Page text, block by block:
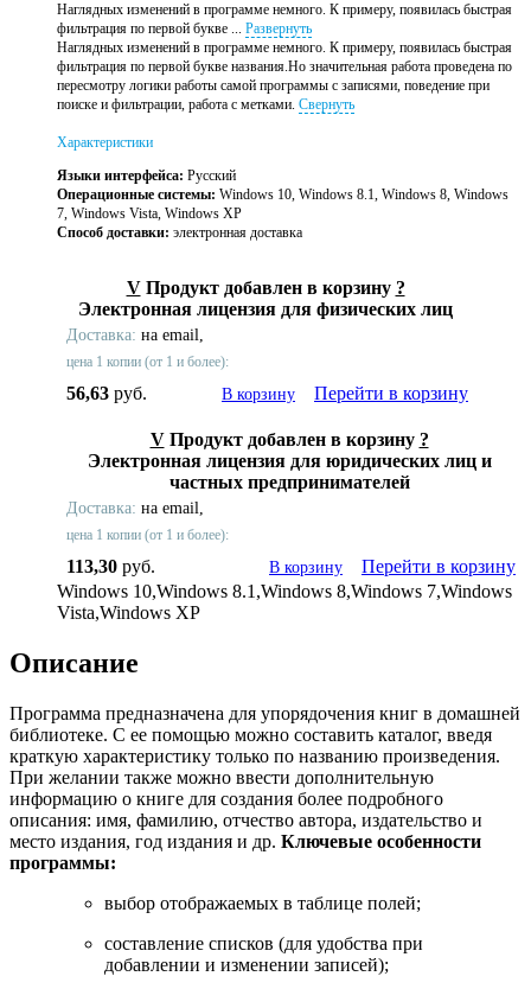
Наглядных изменений в программе немного. К примеру, появилась быстрая
фильтрация по первой букве ... Развернуть
Наглядных изменений в программе немного. К примеру, появилась быстрая
фильтрация по первой букве названия.Но значительная работа проведена по
пересмотру логики работы самой программы с записями, поведение при
поиске и фильтрации, работа с метками. Свернуть
Характеристики
Языки интерфейса: Русский
Операционные системы: Windows 10, Windows 8.1, Windows 8, Windows
7, Windows Vista, Windows XP
Способ доставки: электронная доставка
V Продукт добавлен в корзину ?
Электронная лицензия для физических лиц
Доставка: на email,
цена 1 копии (от 1 и более):
56,63 руб. В корзину Перейти в корзину
V Продукт добавлен в корзину ?
Электронная лицензия для юридических лиц и
частных предпринимателей
Доставка: на email,
цена 1 копии (от 1 и более):
113,30 руб. В корзину
Перейти в корзину
Windows 10,Windows 8.1,Windows 8,Windows 7,Windows
Vista,Windows XP
Описание
Программа предназначена для упорядочения книг в домашней
библиотеке. С ее помощью можно составить каталог, введя
краткую характеристику только по названию произведения.
При желании также можно ввести дополнительную
информацию о книге для создания более подробного
описания: имя, фамилию, отчество автора, издательство и
место издания, год издания и др. Ключевые особенности
программы:
выбор отображаемых в таблице полей;
составление списков (для удобства при
добавлении и изменении записей);